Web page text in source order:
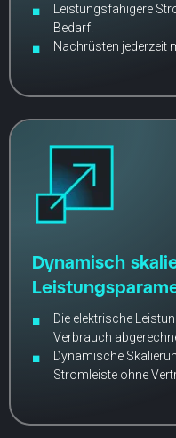
Leistungsfähigere
Bedarf.
Nachrüsten jederzeit
Dynamisch
Die elektrische
Verbrauch
Dynamische
Stromleiste ohne